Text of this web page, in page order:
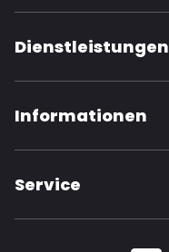
Dienstleistungen
Informationen
Service